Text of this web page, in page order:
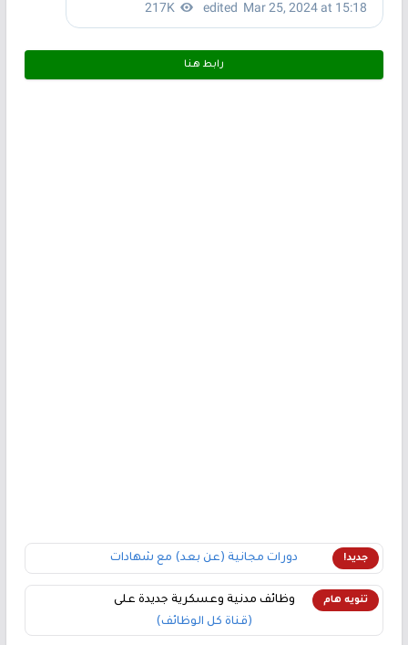
رابط هـنـا
جديد! دورات مجانية (عن بعد) مع شهادات
تنويه هام
وظائف مدنية وعسكرية جديدة على
(قناة كل الوظائف)